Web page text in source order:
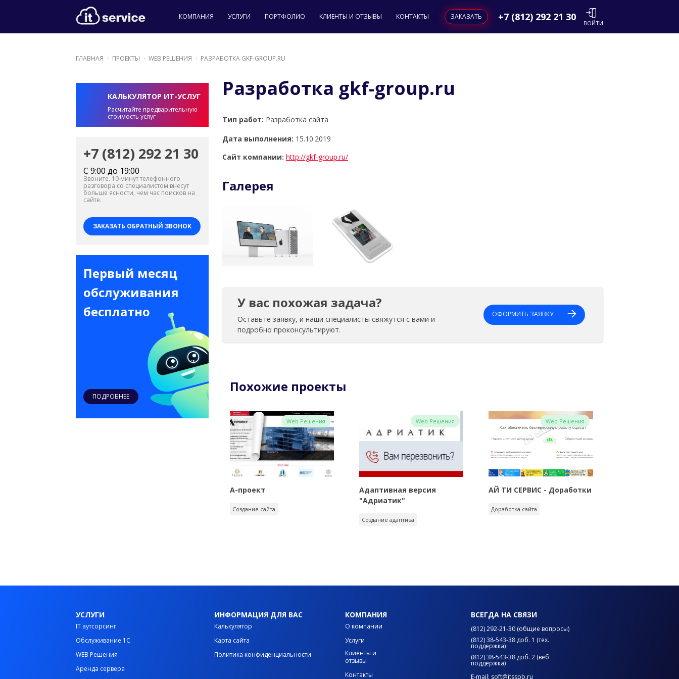
КОМПАНИЯ УСЛУГИ ПОРТФОЛИО КЛИЕНТЫ И ОТЗЫВЫ КОНТАКТЫ ЗАКАЗАТЬ +7 (812) 292 21 30
ВОЙТИ
ГЛАВНАЯ ПРОЕКТЫ WEB РЕШЕНИЯ РАЗРАБОТКА GKF-GROUP.RU
КАЛЬКУЛЯТОР ИТ-УСЛУГ
Расчитайте предварительную
стоимость услуг
+7 (812) 292 21 30
С 9:00 до 19:00
Звоните. 10 минут телефонного
разговора со специалистом внесут
больше ясности, чем час поисков на
сайте.
ЗАКАЗАТЬ ОБРАТНЫЙ ЗВОНОК
Первый месяц
обслуживания
бесплатно
ПОДРОБНЕЕ
Разработка gkf-group.ru
Тип работ: Разработка сайта
Дата выполнения: 15.10.2019
Сайт компании: http://gkf-group.ru/
Галерея
У вас похожая задача?
Оставьте заявку, и наши специалисты свяжутся с вами и
подробно проконсультируют.
ОФОРМИТЬ ЗАЯВКУ
Похожие проекты
Web Решения
А-проект
Создание сайта
Web Решения
Адаптивная версия
"Адриатик"
Создание адаптива
Web Решения
АЙ ТИ СЕРВИС - Доработки
Доработка сайта
УСЛУГИ
IT аутсорсинг
Обслуживание 1С
WEB Решения
Аренда сервера
ИНФОРМАЦИЯ ДЛЯ ВАС
Калькулятор
Карта сайта
Политика конфиденциальности
КОМПАНИЯ
О компании
Услуги
Клиенты и
отзывы
Контакты
ВСЕГДА НА СВЯЗИ
(812) 292-21-30 (общие вопросы)
(812) 38-543-38 доб. 1 (тех.
поддержка)
(812) 38-543-38 доб. 2 (веб
поддержка)
E-mail: soft@itsspb.ru